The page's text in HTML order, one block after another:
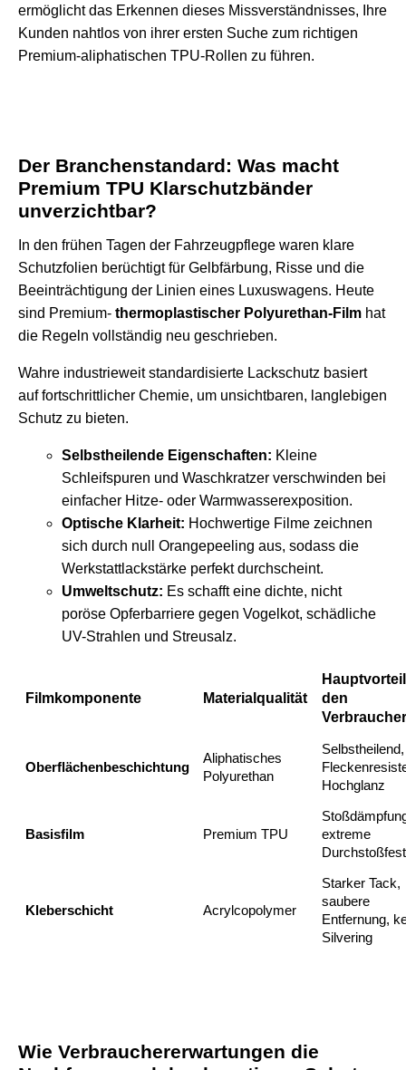
ermöglicht das Erkennen dieses Missverständnisses, Ihre
Kunden nahtlos von ihrer ersten Suche zum richtigen
Premium-aliphatischen TPU-Rollen zu führen.
Der Branchenstandard: Was macht
Premium TPU Klarschutzbänder
unverzichtbar?
In den frühen Tagen der Fahrzeugpflege waren klare
Schutzfolien berüchtigt für Gelbfärbung, Risse und die
Beeinträchtigung der Linien eines Luxuswagens. Heute
sind Premium- thermoplastischer Polyurethan-Film hat
die Regeln vollständig neu geschrieben.
Wahre industrieweit standardisierte Lackschutz basiert
auf fortschrittlicher Chemie, um unsichtbaren, langlebigen
Schutz zu bieten.
Selbstheilende Eigenschaften: Kleine
Schleifspuren und Waschkratzer verschwinden bei
einfacher Hitze- oder Warmwasserexposition.
Optische Klarheit: Hochwertige Filme zeichnen
sich durch null Orangepeeling aus, sodass die
Werkstattlackstärke perfekt durchscheint.
Umweltschutz: Es schafft eine dichte, nicht
poröse Opferbarriere gegen Vogelkot, schädliche
UV-Strahlen und Streusalz.
Filmkomponente Materialqualität
den
Verbraucher
Oberflächenbeschichtung
Aliphatisches
Polyurethan
Selbstheilend,
Hochglanz
Basisfilm Premium TPU
extreme
Kleberschicht Acrylcopolymer
Starker Tack,
saubere
Entfernung,
Silvering
Wie Verbrauchererwartungen die